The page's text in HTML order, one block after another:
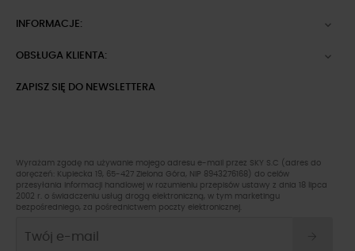
INFORMACJE: 
OBSŁUGA KLIENTA: 
ZAPISZ SIĘ DO NEWSLETTERA
Wyrażam zgodę na używanie mojego adresu e-mail przez SKY S.C (adres do
doręczeń: Kupiecka 19, 65-427 Zielona Góra, NIP 8943276168) do celów
przesyłania informacji handlowej w rozumieniu przepisów ustawy z dnia 18 lipca
2002 r. o świadczeniu usług drogą elektroniczną, w tym marketingu
bezpośredniego, za pośrednictwem poczty elektronicznej.